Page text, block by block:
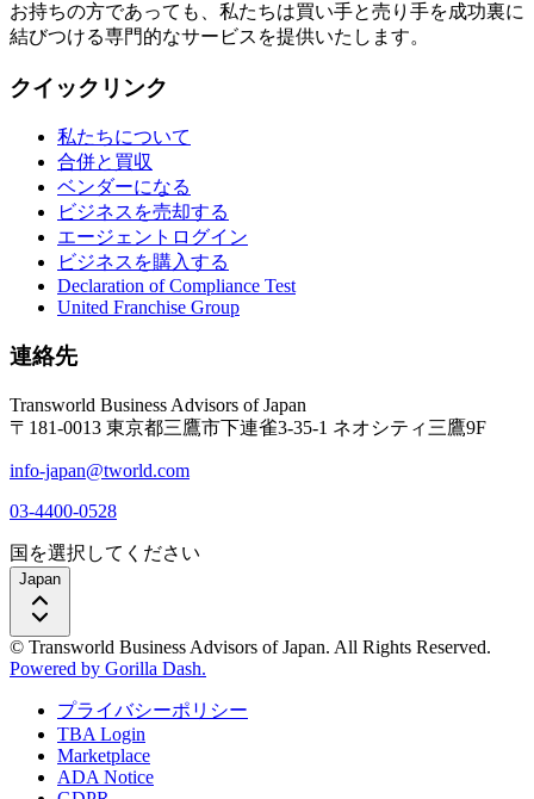
お持ちの方であっても、私たちは買い手と売り手を成功裏に
結びつける専門的なサービスを提供いたします。
クイックリンク
私たちについて
合併と買収
ベンダーになる
ビジネスを売却する
エージェントログイン
ビジネスを購入する
Declaration of Compliance Test
United Franchise Group
連絡先
Transworld Business Advisors of Japan
〒181-0013 東京都三鷹市下連雀3-35-1 ネオシティ三鷹9F
info-japan@tworld.com
03-4400-0528
国を選択してください
Japan
© Transworld Business Advisors of Japan. All Rights Reserved.
Powered by Gorilla Dash.
プライバシーポリシー
TBA Login
Marketplace
ADA Notice